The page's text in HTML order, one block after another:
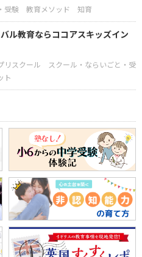
受験 教育メソッド 知育
ル教育ならココアスキッズイン
リスクール
スクール・ならいごと・受
ト